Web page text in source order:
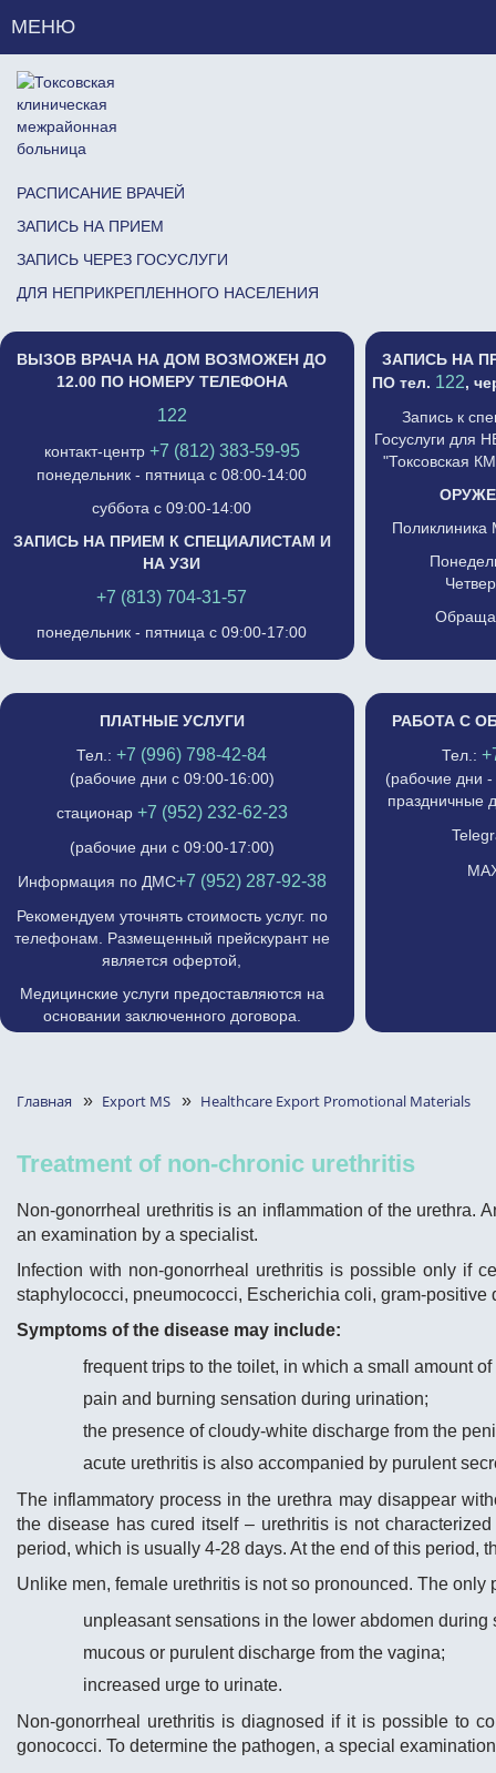
МЕНЮ
РАСПИСАНИЕ ВРАЧЕЙ
ЗАПИСЬ НА ПРИЕМ
ЗАПИСЬ ЧЕРЕЗ ГОСУСЛУГИ
ДЛЯ НЕПРИКРЕПЛЕННОГО НАСЕЛЕНИЯ
ВЫЗОВ ВРАЧА НА ДОМ ВОЗМОЖЕН ДО
12.00 ПО НОМЕРУ ТЕЛЕФОНА
122
контакт-центр +7 (812) 383-59-95
понедельник - пятница с 08:00-14:00
суббота с 09:00-14:00
ЗАПИСЬ НА ПРИЕМ К СПЕЦИАЛИСТАМ И
НА УЗИ
+7 (813) 704-31-57
понедельник - пятница с 09:00-17:00
ЗАПИСЬ НА
ПО тел. 122,
Запись к
Госуслуги для
"Токсовская
Поликлиника
ПЛАТНЫЕ УСЛУГИ
Тел.: +7 (996) 798-42-84
(рабочие дни с 09:00-16:00)
стационар +7 (952) 232-62-23
(рабочие дни с 09:00-17:00)
Информация по ДМС+7 (952) 287-92-38
Рекомендуем уточнять стоимость услуг. по
телефонам. Размещенный прейскурант не
является офертой,
Медицинские услуги предоставляются на
основании заключенного договора.
РАБОТА С
Тел.:
(рабочие дни
праздничные
Главная » Export MS » Healthcare Export Promotional Materials
Treatment of non-chronic urethritis
Non-gonorrheal urethritis is an inflammation of the urethra.
an examination by a specialist.
Infection with non-gonorrheal urethritis is possible only if
staphylococci, pneumococci, Escherichia coli, gram-positive
Symptoms of the disease may include:
frequent trips to the toilet, in which a small amount
pain and burning sensation during urination;
the presence of cloudy-white discharge from the
acute urethritis is also accompanied by purulent
The inflammatory process in the urethra may disappear
the disease has cured itself – urethritis is not
period, which is usually 4-28 days. At the end of this period,
Unlike men, female urethritis is not so pronounced. The only
unpleasant sensations in the lower abdomen during
mucous or purulent discharge from the vagina;
increased urge to urinate.
Non-gonorrheal urethritis is diagnosed if it is possible to
gonococci. To determine the pathogen, a special